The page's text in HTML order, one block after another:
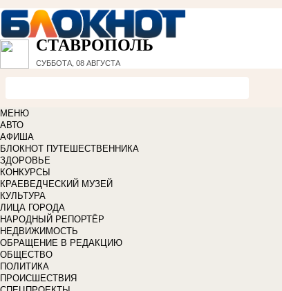
СТАВРОПОЛЬ
СУББОТА, 08 АВГУСТА
МЕНЮ
АВТО
АФИША
БЛОКНОТ ПУТЕШЕСТВЕННИКА
ЗДОРОВЬЕ
КОНКУРСЫ
КРАЕВЕДЧЕСКИЙ МУЗЕЙ
КУЛЬТУРА
ЛИЦА ГОРОДА
НАРОДНЫЙ РЕПОРТЁР
НЕДВИЖИМОСТЬ
ОБРАЩЕНИЕ В РЕДАКЦИЮ
ОБЩЕСТВО
ПОЛИТИКА
ПРОИСШЕСТВИЯ